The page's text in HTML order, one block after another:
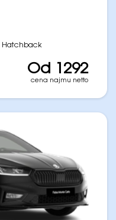
Hatchback
Od 1292
cena najmu netto